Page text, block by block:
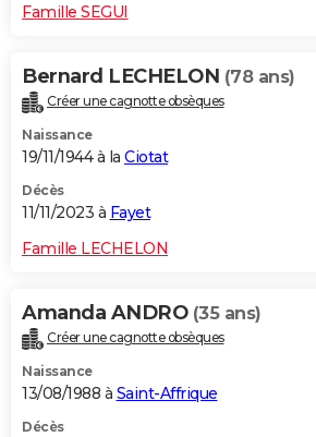
FORUM
Famille SEGUI
Bernard LECHELON (78 ans)
Créer une cagnotte obsèques
Naissance
19/11/1944 à la Ciotat
Décès
11/11/2023 à Fayet
Famille LECHELON
Amanda ANDRO (35 ans)
Créer une cagnotte obsèques
Naissance
13/08/1988 à Saint-Affrique
Décès